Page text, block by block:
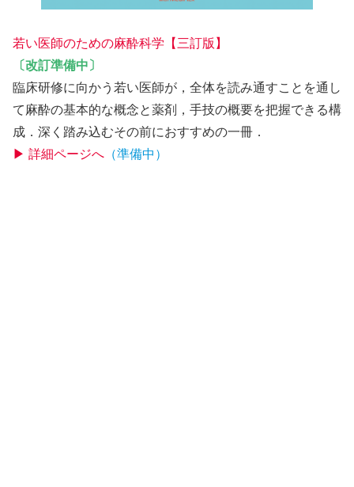
若い医師のための麻酔科学【三訂版】
〔改訂準備中〕
臨床研修に向かう若い医師が，全体を読み通すことを通し
て麻酔の基本的な概念と薬剤，手技の概要を把握できる構
成．深く踏み込むその前におすすめの一冊．
▶ 詳細ページへ （準備中）